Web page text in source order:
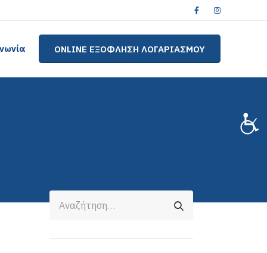
ONLINE ΕΞΟΦΛΗΣΗ ΛΟΓΑΡΙΑΣΜΟΥ